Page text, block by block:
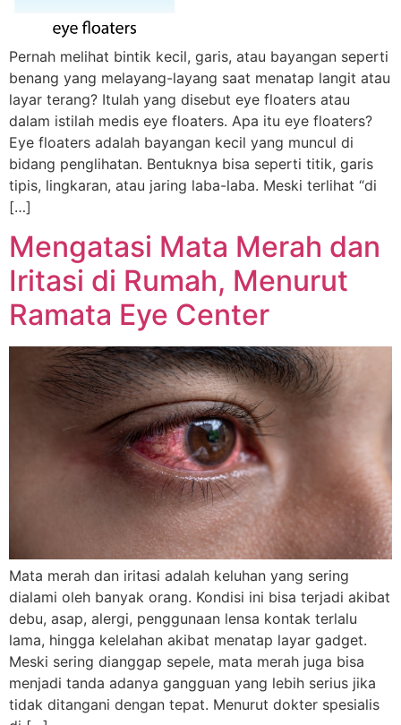
Pernah melihat bintik kecil, garis, atau bayangan seperti
benang yang melayang-layang saat menatap langit atau
layar terang? Itulah yang disebut eye floaters atau
dalam istilah medis eye floaters. Apa itu eye floaters?
Eye floaters adalah bayangan kecil yang muncul di
bidang penglihatan. Bentuknya bisa seperti titik, garis
tipis, lingkaran, atau jaring laba-laba. Meski terlihat “di
[…]
Mengatasi Mata Merah dan
Iritasi di Rumah, Menurut
Ramata Eye Center
Mata merah dan iritasi adalah keluhan yang sering
dialami oleh banyak orang. Kondisi ini bisa terjadi akibat
debu, asap, alergi, penggunaan lensa kontak terlalu
lama, hingga kelelahan akibat menatap layar gadget.
Meski sering dianggap sepele, mata merah juga bisa
menjadi tanda adanya gangguan yang lebih serius jika
tidak ditangani dengan tepat. Menurut dokter spesialis